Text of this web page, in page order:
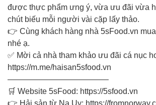
được thực phẩm ưng ý, vừa ưu đãi vừa
chút biếu mỗi người vài cặp lấy thảo.
👉 Cùng khách hàng nhà 5sFood.vn
nhé ạ.
✅ Mời cả nhà tham khảo ưu đãi cá nục
https://m.me/haisan5sfood.vn
————————————–
🛒 Website 5sFood: https://5sfood.vn
👉 Hải sản từ Na Uy: https://